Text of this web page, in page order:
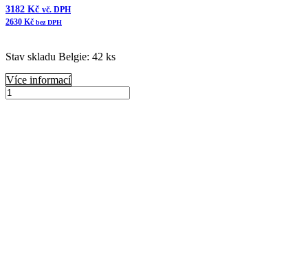
3182 Kč vč. DPH
2630 Kč bez DPH
Stav skladu Belgie: 42 ks
Více informací
B045008